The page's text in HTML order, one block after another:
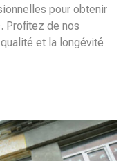
pour obtenir
Profitez de nos
et la longévité